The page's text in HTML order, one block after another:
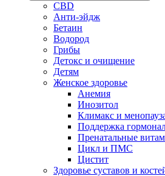
CBD
Анти-эйдж
Бетаин
Водород
Грибы
Детокс и очищение
Детям
Женское здоровье
Анемия
Инозитол
Климакс и
Поддержка
Пренатальные
Цикл и ПМС
Цистит
Здоровье суставов и